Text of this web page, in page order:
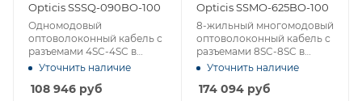
Opticis SSSQ-090BO-100
Одномодовый
оптоволоконный кабель с
разъемами 4SC-4SC в
защитной оболочке
Уточнить наличие
108 946 руб
Opticis SSMO-625BO-100
8-жильный многомодовый
оптоволоконный кабель с
разъемами 8SC-8SC в
защитной оболочке
Уточнить наличие
174 094руб